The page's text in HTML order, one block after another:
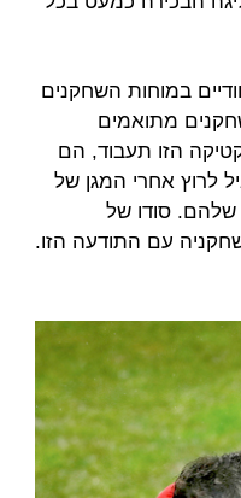
במוחות השחקנים
מתואמים
הזו תעבוד, הם
לרוץ אחרי המגן של
שלהם. סודו של
עם התודעה הזו.